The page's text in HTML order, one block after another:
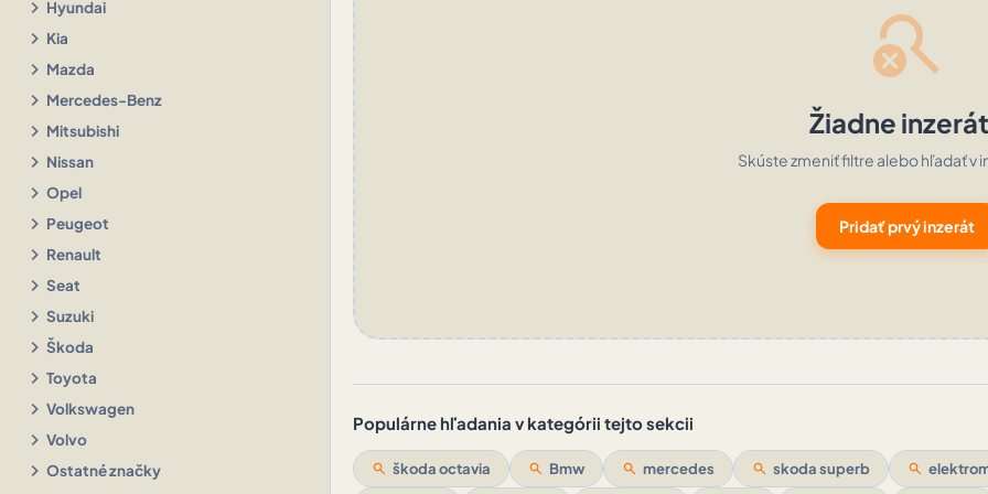
chevron_right Hyundai
chevron_right Kia
chevron_right Mazda
chevron_right Mercedes-Benz
chevron_right Mitsubishi
chevron_right Nissan
chevron_right Opel
chevron_right Peugeot
chevron_right Renault
chevron_right Seat
chevron_right Suzuki
chevron_right Škoda
chevron_right Toyota
chevron_right Volkswagen
chevron_right Volvo
chevron_right Ostatné značky
search_off
Žiadne
Skúste zmeniť filtre alebo hľadať v
Pridať prvý inzerát
Populárne hľadania v kategórii tejto sekcii
search škoda octavia search Bmw search mercedes search skoda superb search